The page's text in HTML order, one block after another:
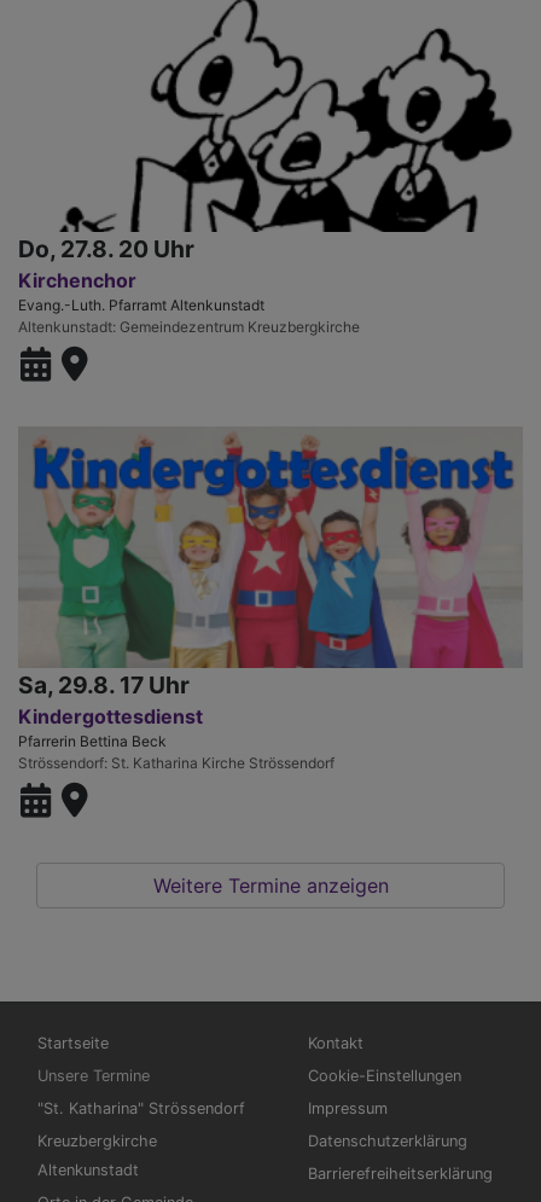
Do, 27.8. 20 Uhr
Kirchenchor
Evang.-Luth. Pfarramt Altenkunstadt
Altenkunstadt Gemeindezentrum Kreuzbergkirche
Sa, 29.8. 17 Uhr
Kindergottesdienst
Pfarrerin Bettina Beck
Strössendorf St. Katharina Kirche Strössendorf
Weitere Termine anzeigen
Hauptnavigation
Startseite
Unsere Termine
"St. Katharina" Strössendorf
Kreuzbergkirche
Altenkunstadt
Fußbereichsmenü
Kontakt
Cookie-Einstellungen
Impressum
Datenschutzerklärung
Barrierefreiheitserklärung